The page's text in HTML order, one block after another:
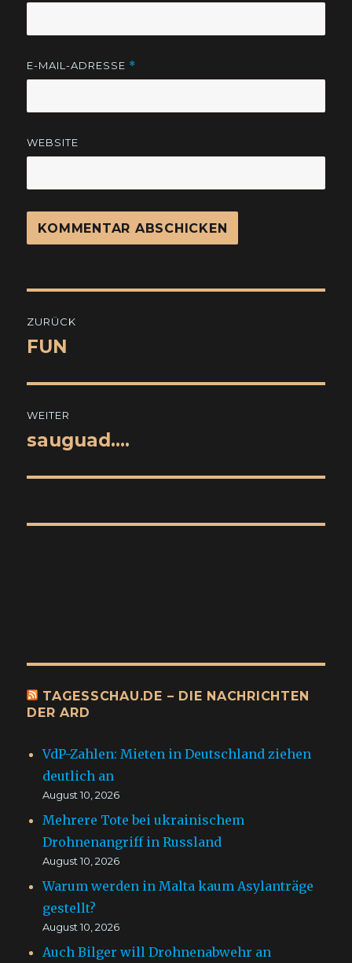
E-MAIL-ADRESSE *
WEBSITE
ZURÜCK
Vorheriger
FUN
WEITER
Nächster
sauguad….
TAGESSCHAU.DE – DIE NACHRICHTEN
DER ARD
VdP-Zahlen: Mieten in Deutschland ziehen
deutlich an
August 10, 2026
Mehrere Tote bei ukrainischem
Drohnenangriff in Russland
August 10, 2026
Warum werden in Malta kaum Asylanträge
gestellt?
August 10, 2026
Auch Bilger will Drohnenabwehr an